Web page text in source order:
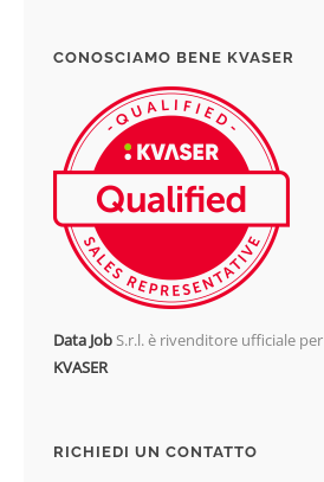
CONOSCIAMO BENE KVASER
Data JobS.r.l. è rivenditore ufficiale
KVASER
RICHIEDI UN CONTATTO